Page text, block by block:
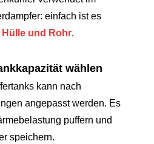
einfach ist es
und Rohr.
wählen
kann nach
angepasst werden. Es
puffern und
speichern.